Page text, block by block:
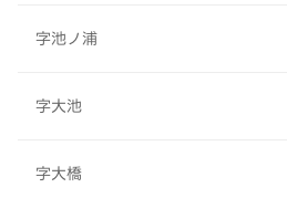
字池ノ浦
字大池
字大橋